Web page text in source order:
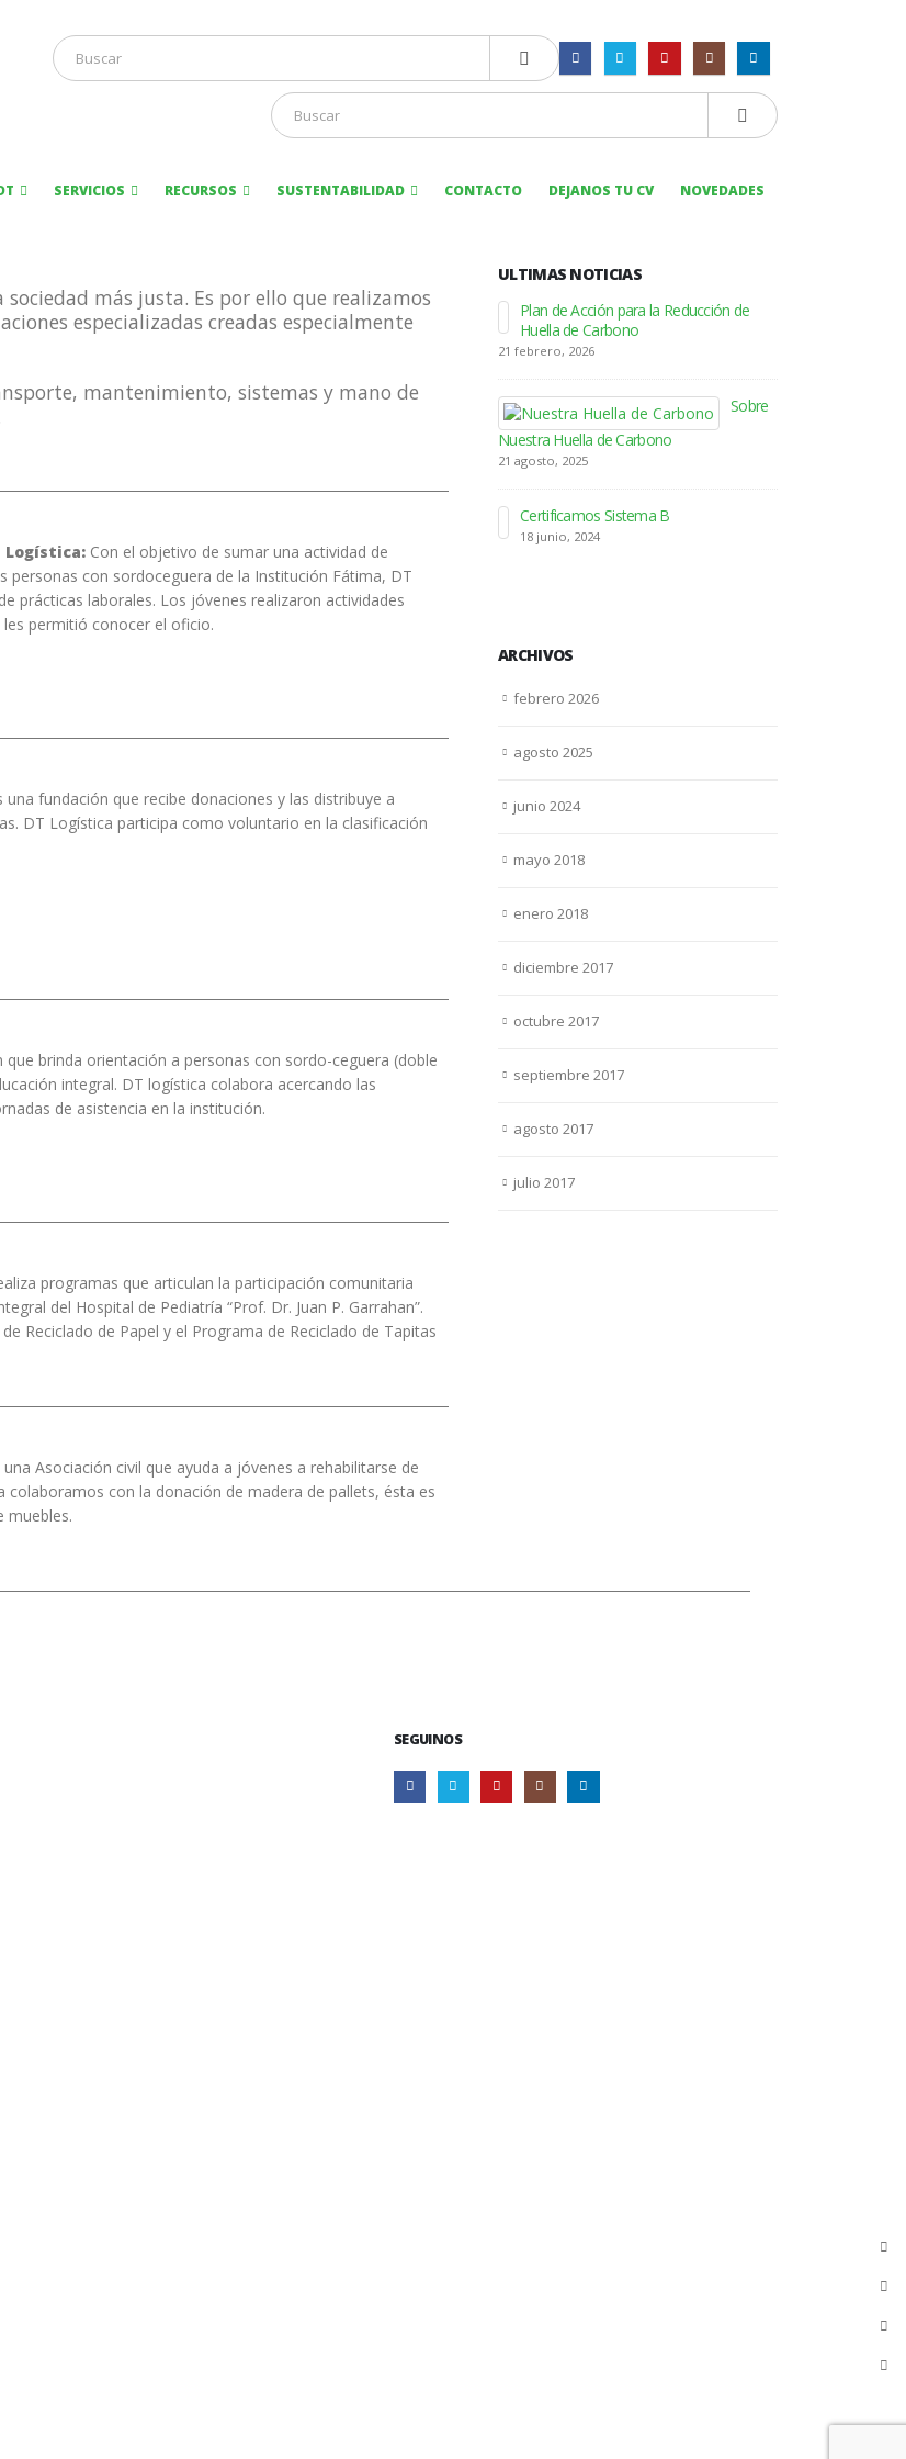
SERVICIOS RECURSOS SUSTENTABILIDAD CONTACTO DEJANOS TU CV NOVEDADES
más justa. Es por ello que realizamos
especializadas creadas especialmente
mantenimiento, sistemas y mano de
Logística: Con el objetivo de sumar una actividad de
personas con sordoceguera de la Institución Fátima, DT
prácticas laborales. Los jóvenes realizaron actividades
permitió conocer el oficio.
una fundación que recibe donaciones y las distribuye a
DT Logística participa como voluntario en la clasificación
que brinda orientación a personas con sordo-ceguera (doble
integral. DT logística colabora acercando las
de asistencia en la institución.
programas que articulan la participación comunitaria
del Hospital de Pediatría “Prof. Dr. Juan P. Garrahan”.
Reciclado de Papel y el Programa de Reciclado de Tapitas
Asociación civil que ayuda a jóvenes a rehabilitarse de
colaboramos con la donación de madera de pallets, ésta es
muebles.
ULTIMAS NOTICIAS
Plan de Acción para la Reducción de
Huella de Carbono
21 febrero, 2026
Sobre
Nuestra Huella de Carbono
21 agosto, 2025
Certificamos Sistema B
18 junio, 2024
ARCHIVOS
febrero 2026
agosto 2025
junio 2024
mayo 2018
enero 2018
diciembre 2017
octubre 2017
septiembre 2017
agosto 2017
julio 2017
SEGUINOS